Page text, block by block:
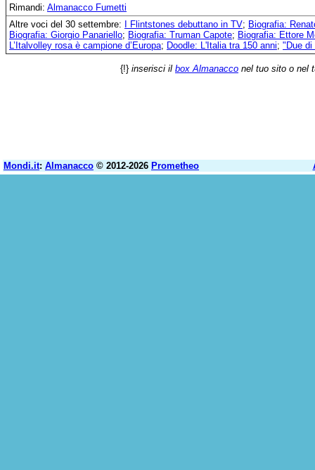
Rimandi: Almanacco Fumetti
Altre voci del 30 settembre:
I Flintstones debuttano in TV; Biografia:
Biografia: Giorgio Panariello; Biografia: Truman Capote; Biografia: Ettore
L’Italvolley rosa è campione d’Europa; Doodle: L'Italia tra 150 anni; "Due di
{!} inserisci il box Almanacco nel tuo sito o nel
Mondi.it: Almanacco © 2012-2026 Prometheo